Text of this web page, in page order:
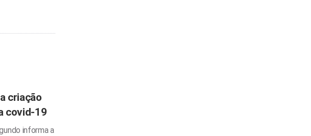
criação
covid-19
informa a